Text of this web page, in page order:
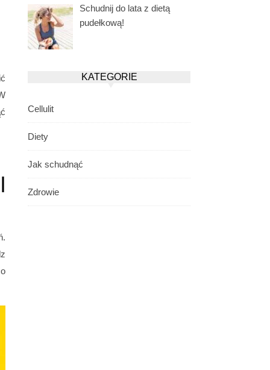
Schudnij do lata z dietą
pudełkową!
KATEGORIE
Cellulit
Diety
Jak schudnąć
Zdrowie